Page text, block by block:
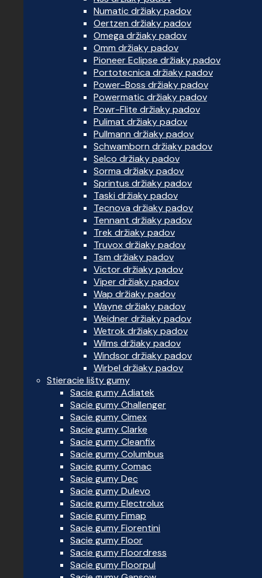
Numatic držiaky padov
Oertzen držiaky padov
Omega držiaky padov
Omm držiaky padov
Pioneer Eclipse držiaky padov
Portotecnica držiaky padov
Power-Boss držiaky padov
Powermatic držiaky padov
Powr-Flite držiaky padov
Pulimat držiaky padov
Pullmann držiaky padov
Schwamborn držiaky padov
Selco držiaky padov
Sorma držiaky padov
Sprintus držiaky padov
Taski držiaky padov
Tecnova držiaky padov
Tennant držiaky padov
Trek držiaky padov
Truvox držiaky padov
Tsm držiaky padov
Victor držiaky padov
Viper držiaky padov
Wap držiaky padov
Wayne držiaky padov
Weidner držiaky padov
Wetrok držiaky padov
Wilms držiaky padov
Windsor držiaky padov
Wirbel držiaky padov
Stieracie lišty gumy
Sacie gumy Adiatek
Sacie gumy Challenger
Sacie gumy Cimex
Sacie gumy Clarke
Sacie gumy Cleanfix
Sacie gumy Columbus
Sacie gumy Comac
Sacie gumy Dec
Sacie gumy Dulevo
Sacie gumy Electrolux
Sacie gumy Fimap
Sacie gumy Fiorentini
Sacie gumy Floor
Sacie gumy Floordress
Sacie gumy Floorpul